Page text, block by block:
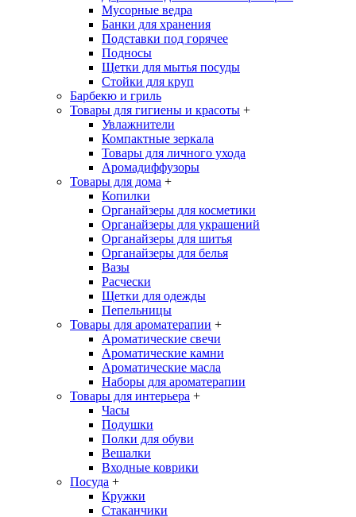
Мусорные ведра
Банки для хранения
Подставки под горячее
Подносы
Щетки для мытья посуды
Стойки для круп
Барбекю и гриль
Товары для гигиены и красоты +
Увлажнители
Компактные зеркала
Товары для личного ухода
Аромадиффузоры
Товары для дома +
Копилки
Органайзеры для косметики
Органайзеры для украшений
Органайзеры для шитья
Органайзеры для белья
Вазы
Расчески
Щетки для одежды
Пепельницы
Товары для ароматерапии +
Ароматические свечи
Ароматические камни
Ароматические масла
Наборы для ароматерапии
Товары для интерьера +
Часы
Подушки
Полки для обуви
Вешалки
Входные коврики
Посуда +
Кружки
Стаканчики